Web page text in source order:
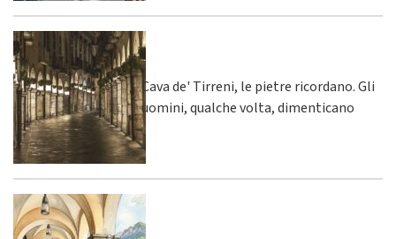
Cava de' Tirreni, le pietre ricordano. Gli
uomini, qualche volta, dimenticano